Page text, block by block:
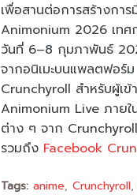
เพื่อสานต่อการสร้างการ
Animonium 2026 เทศ
วันที่ 6–8 กุมภาพันธ์
จากอนิเมะบนแพลตฟอร์
Crunchyroll สำหรับผู้เ
Animonium Live ภาย
ต่าง ๆ จาก Crunchyroll
รวมถึง Facebook
Tags: anime Crunchyroll